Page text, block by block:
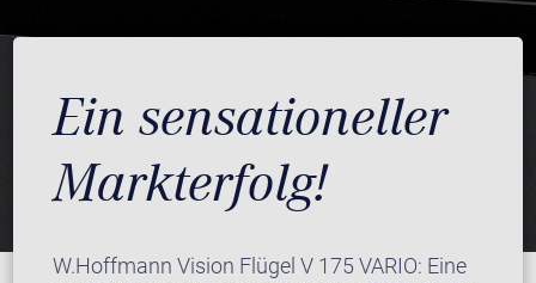
Ein sensationeller
Markterfolg!
W.Hoffmann Vision Flügel V 175 VARIO: Eine